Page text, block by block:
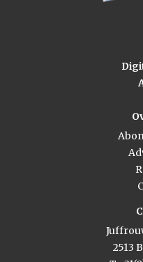
2513